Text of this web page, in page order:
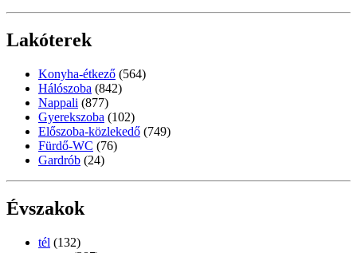
Lakóterek
Konyha-étkező (564)
Hálószoba (842)
Nappali (877)
Gyerekszoba (102)
Előszoba-közlekedő (749)
Fürdő-WC (76)
Gardrób (24)
Évszakok
tél (132)